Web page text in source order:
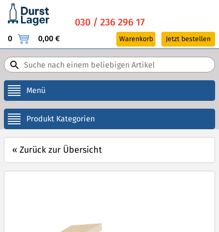
Menü
Produkt Kategorien
030 / 236 296 17
0 0,00 € Warenkorb Jetzt bestellen
« Zurück zur Übersicht